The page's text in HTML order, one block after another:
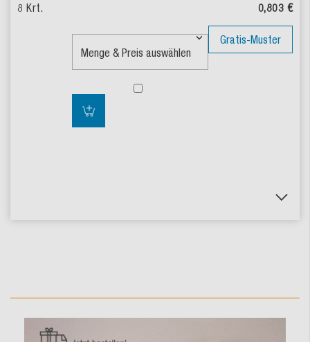
0,803 €
Gratis-Muster